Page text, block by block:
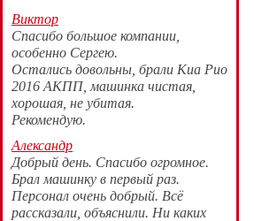
Виктор
Спасибо большое компании,
особенно Сергею.
Остались довольны, брали Киа Рио
2016 АКПП, машинка чистая,
хорошая, не убитая.
Рекомендую.
Александр
Добрый день. Спасибо огромное.
Брал машинку в первый раз.
Персонал очень добрый. Всё
рассказали, объяснили. Ни каких